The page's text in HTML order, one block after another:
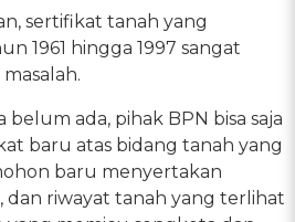
sertifikat tanah yang
1961 hingga 1997 sangat
ada, pihak BPN bisa saja
baru atas bidang tanah yang
baru menyertakan
dan riwayat tanah yang terlihat